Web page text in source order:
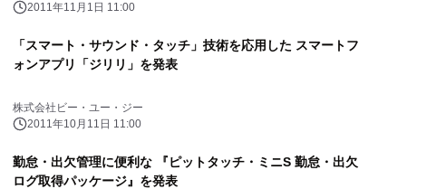
2011年11月1日 11:00
「スマート・サウンド・タッチ」技術を応用した スマートフ
ォンアプリ「ジリリ」を発表
株式会社ビー・ユー・ジー
2011年10月11日 11:00
勤怠・出欠管理に便利な 『ピットタッチ・ミニS 勤怠・出欠
ログ取得パッケージ』を発表